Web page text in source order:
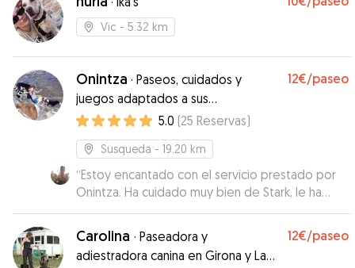
Vic - 5.32 km
Onintza · Paseos, cuidados y
juegos adaptados a sus
necesidades
12€/paseo
5.0 (25 Reservas)
Susqueda - 19.20 km
“Estoy encantado con el servicio prestado por
Onintza. Ha cuidado muy bien de Stark, le ha
dado largos paseos y ha estado en
comunicación conmigo constante. Muy
recomendable.”
Carolina · Paseadora y
adiestradora canina en Girona y La
12€/paseo